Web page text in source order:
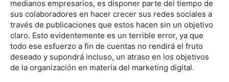
medianos empresarios, es disponer parte del tiempo de
sus colaboradores en hacer crecer sus redes sociales a
través de publicaciones que estos hacen sin un objetivo
claro. Esto evidentemente es un terrible error, ya que
todo ese esfuerzo a fin de cuentas no rendirá el fruto
deseado y supondrá incluso, un atraso en los objetivos
de la organización en materia del marketing digital.